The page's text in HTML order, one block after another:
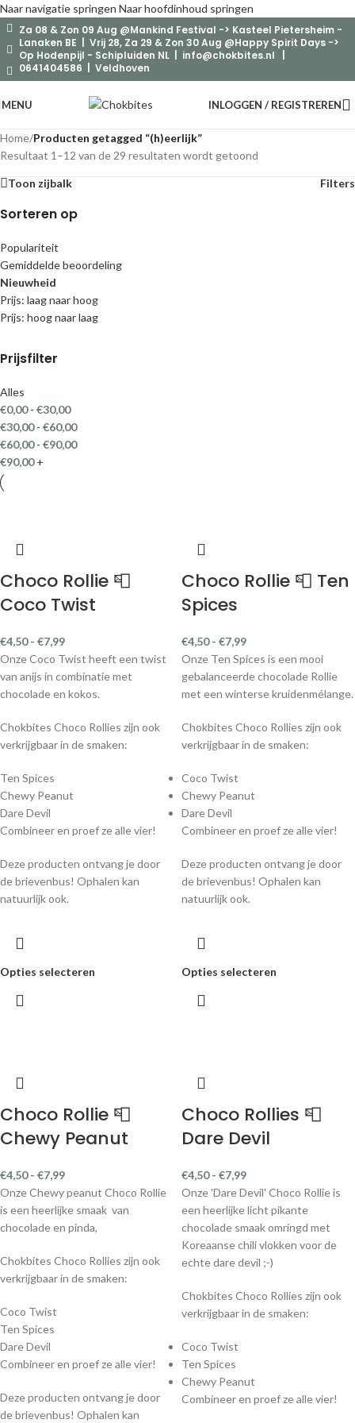
Naar navigatie springen Naar hoofdinhoud springen
Za 08 & Zon 09 Aug @Mankind Festival -> Kasteel Pietersheim -
Lanaken BE | Vrij 28, Za 29 & Zon 30 Aug @Happy Spirit Days ->
Op Hodenpijl - Schipluiden NL | info@chokbites.nl
0641404586 | Veldhoven
MENU INLOGGEN / REGISTREREN
Home/Producten getagged “(h)eerlijk”
Resultaat 1–12 van de 29 resultaten wordt getoond
Toon zijbalk Filters
Sorteren op
Populariteit
Gemiddelde beoordeling
Nieuwheid
Prijs: laag naar hoog
Prijs: hoog naar laag
Prijsfilter
Alles
€0,00- €30,00
€30,00- €60,00
€60,00- €90,00
€90,00+
Choco Rollie 📮
Coco Twist
€4,50 - €7,99
Onze Coco Twist heeft een twist
van anijs in combinatie met
chocolade en kokos.
Chokbites Choco Rollies zijn ook
verkrijgbaar in de smaken:
Ten Spices
Chewy Peanut
Dare Devil
Combineer en proef ze alle vier!
Deze producten ontvang je door
de brievenbus! Ophalen kan
natuurlijk ook.
Opties selecteren
Choco Rollie 📮 Ten
Spices
€4,50 - €7,99
Onze Ten Spices is een mooi
gebalanceerde chocolade Rollie
met een winterse kruidenmélange.
Chokbites Choco Rollies zijn ook
verkrijgbaar in de smaken:
Coco Twist
Chewy Peanut
Dare Devil
Combineer en proef ze alle vier!
Deze producten ontvang je door
de brievenbus! Ophalen kan
natuurlijk ook.
Opties selecteren
Choco Rollie 📮
Chewy Peanut
€4,50 - €7,99
Onze Chewy peanut Choco Rollie
is een heerlijke smaak van
chocolade en pinda,
Chokbites Choco Rollies zijn ook
verkrijgbaar in de smaken:
Coco Twist
Ten Spices
Dare Devil
Combineer en proef ze alle vier!
Deze producten ontvang je door
de brievenbus! Ophalen kan
Choco Rollies 📮
Dare Devil
€4,50 - €7,99
Onze 'Dare Devil' Choco Rollie is
een heerlijke licht pikante
chocolade smaak omringd met
Koreaanse chili vlokken voor de
echte dare devil ;-)
Chokbites Choco Rollies zijn ook
verkrijgbaar in de smaken:
Coco Twist
Ten Spices
Chewy Peanut
Combineer en proef ze alle vier!